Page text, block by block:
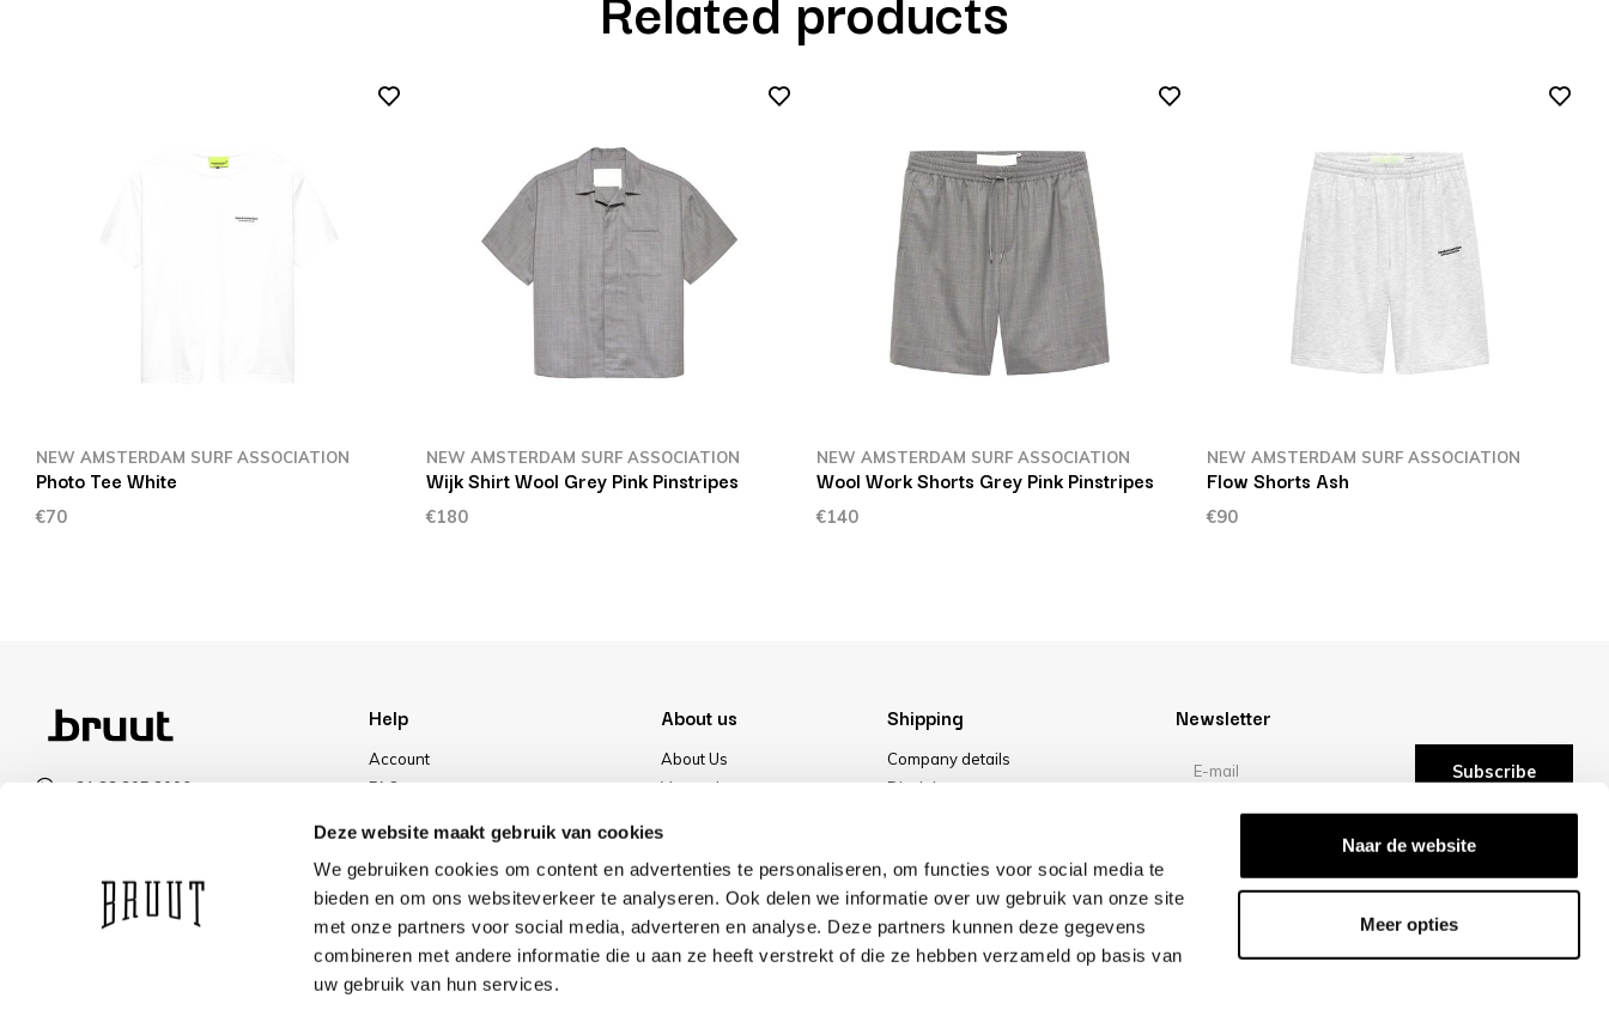
Deze website maakt gebruik van cookies
We gebruiken cookies om content en advertenties te personaliseren, om functies voor social media te
bieden en om ons websiteverkeer te analyseren. Ook delen we informatie over uw gebruik van onze site
met onze partners voor social media, adverteren en analyse. Deze partners kunnen deze gegevens
combineren met andere informatie die u aan ze heeft verstrekt of die ze hebben verzameld op basis van
uw gebruik van hun services.
Naar de website
Meer opties
NEW AMSTERDAM SURF ASSOCIATION
Photo Tee White
€70
NEW AMSTERDAM SURF ASSOCIATION
Wijk Shirt Wool Grey Pink Pinstripes
€180
NEW AMSTERDAM SURF ASSOCIATION
Wool Work Shorts Grey Pink Pinstripes
€140
NEW AMSTERDAM SURF ASSOCIATION
Flow Shorts Ash
€90
+31 23 205 2006
VIEW OPENING HOURS
Help
Account
FAQ
Payment Methods
Shipping
Discount
About us
About Us
Vacancies
Our store
Shipping
Company details
Disclaimer
Cookies
Newsletter
Subscribe
/10 -